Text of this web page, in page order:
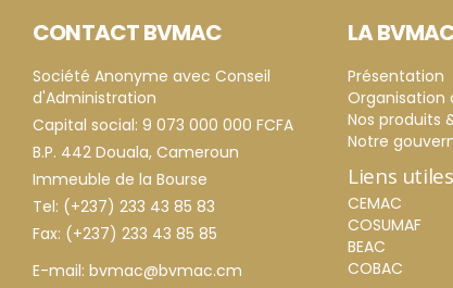
CONTACT BVMAC
Société Anonyme avec Conseil
d'Administration
Capital social: 9 073 000 000 FCFA
B.P. 442 Douala, Cameroun
Immeuble de la Bourse
Tel: (+237) 233 43 85 83
Fax: (+237) 233 43 85 85
E-mail: bvmac@bvmac.cm
LA
Présentation
Organisation
Nos produits
Notre
Liens utiles
CEMAC
COSUMAF
BEAC
COBAC